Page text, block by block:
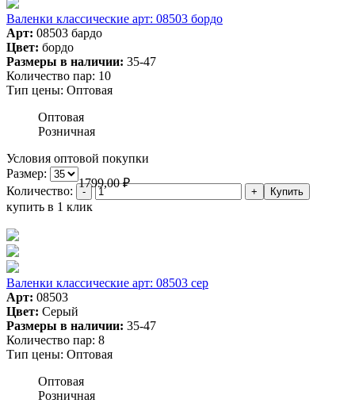
Валенки классические арт: 08503 бордо
Арт: 08503 бардо
Цвет: бордо
Размеры в наличии: 35-47
Количество пар: 10
Тип цены: Оптовая
Оптовая
Розничная
Условия оптовой покупки
Размер:
1799,00₽
Количество:
купить в 1 клик
Валенки классические арт: 08503 сер
Арт: 08503
Цвет: Серый
Размеры в наличии: 35-47
Количество пар: 8
Тип цены: Оптовая
Оптовая
Розничная